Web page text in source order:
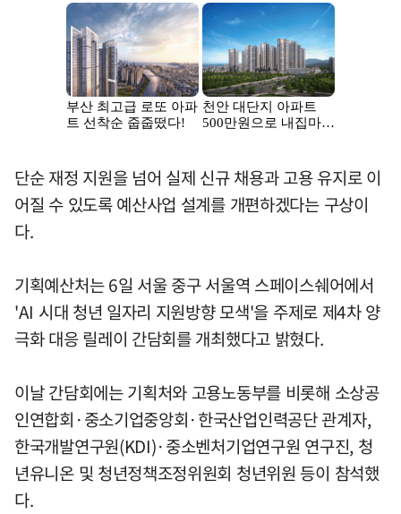
단순 재정 지원을 넘어 실제 신규 채용과 고용 유지로 이
어질 수 있도록 예산사업 설계를 개편하겠다는 구상이
다.
기획예산처는 6일 서울 중구 서울역 스페이스쉐어에서
'AI 시대 청년 일자리 지원방향 모색'을 주제로 제4차 양
극화 대응 릴레이 간담회를 개최했다고 밝혔다.
이날 간담회에는 기획처와 고용노동부를 비롯해 소상공
인연합회·중소기업중앙회·한국산업인력공단 관계자,
한국개발연구원(KDI)·중소벤처기업연구원 연구진, 청
년유니온 및 청년정책조정위원회 청년위원 등이 참석했
다.